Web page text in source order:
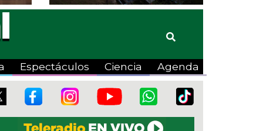
Espectáculos Ciencia Agenda